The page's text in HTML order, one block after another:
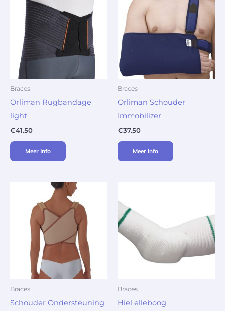
Braces
Orliman Rugbandage
light
€41.50
Meer Info
Braces
Orliman Schouder
Immobilizer
€37.50
Meer Info
Braces
Schouder Ondersteuning
Braces
Hiel elleboog